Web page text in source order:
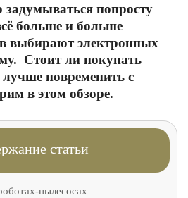
задумываться попросту
больше и больше
выбирают электронных
Стоит ли покупать
повременить с
в этом обзоре.
статьи
пылесосах